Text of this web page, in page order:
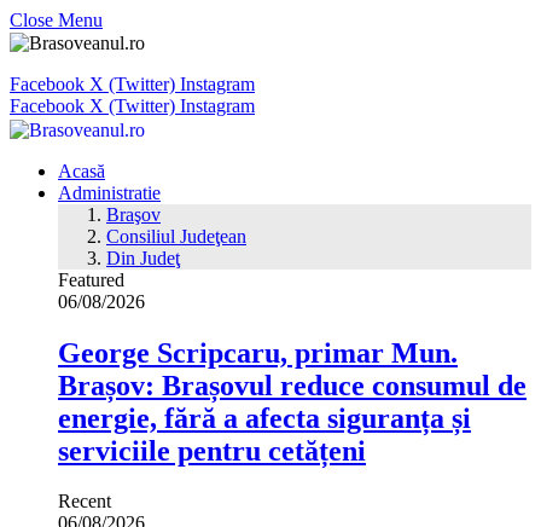
Close Menu
Facebook X (Twitter) Instagram
Facebook X (Twitter) Instagram
Acasă
Administratie
Braşov
Consiliul Judeţean
Din Judeţ
Featured
06/08/2026
George Scripcaru, primar Mun.
Brașov: Brașovul reduce consumul de
energie, fără a afecta siguranța și
serviciile pentru cetățeni
Recent